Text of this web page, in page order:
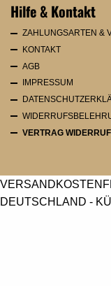
Hilfe & Kontakt
ZAHLUNGSARTEN &
KONTAKT
AGB
IMPRESSUM
VERTRAG
DEUTSCHLAND -